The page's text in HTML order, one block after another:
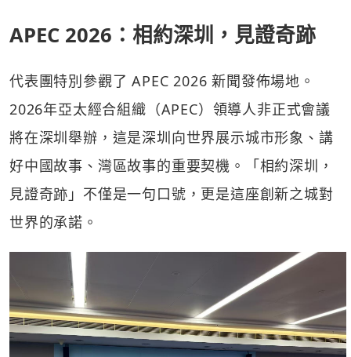
APEC 2026 ：相約深圳，見證奇跡
代表團特別參觀了 APEC 2026 新聞發佈場地。
2026年亞太經合組織（APEC）領導人非正式會議
將在深圳舉辦，這是深圳向世界展示城市形象、講
好中國故事、灣區故事的重要契機。「相約深圳，
見證奇跡」不僅是一句口號，更是這座創新之城對
世界的承諾。